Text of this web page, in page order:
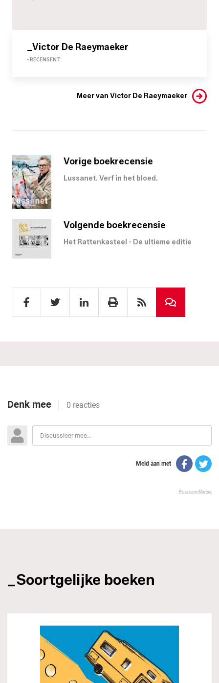
_Victor De Raeymaeker
- RECENSENT
Meer van Victor De Raeymaeker
Vorige boekrecensie
Lussanet. Verf in het bloed.
Volgende boekrecensie
Het Rattenkasteel - De ultieme editie
_Soortgelijke boeken